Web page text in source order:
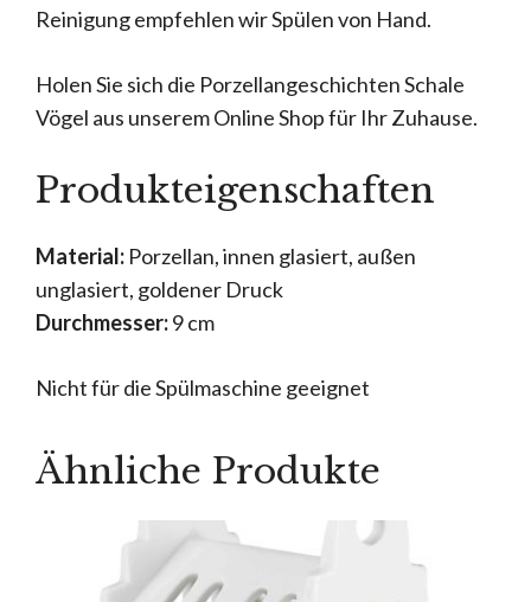
Reinigung empfehlen wir Spülen von Hand.
Holen Sie sich die Porzellangeschichten Schale
Vögel aus unserem Online Shop für Ihr Zuhause.
Produkteigenschaften
Material: Porzellan, innen glasiert, außen
unglasiert, goldener Druck
Durchmesser:9 cm
Nicht für die Spülmaschine geeignet
Ähnliche Produkte